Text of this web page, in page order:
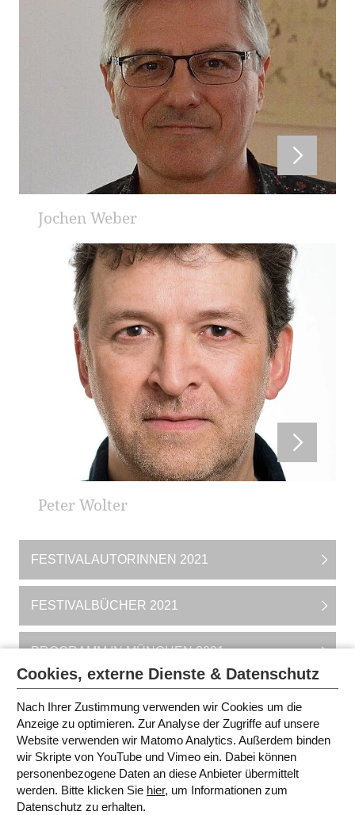
Jochen Weber
Peter Wolter
FESTIVALAUTORINNEN 2021
FESTIVALBÜCHER 2021
PROGRAMM IN MÜNCHEN 2021
ÜBERSICHT ALLER
VERANSTALTUNGSORTE 2021
INFORMATION FÜR LEHRERINNEN
SITEMAP
IMPRESSUM
Cookies, externe Dienste & Datenschutz
Nach Ihrer Zustimmung verwenden wir Cookies um die
Anzeige zu optimieren. Zur Analyse der Zugriffe auf unsere
Website verwenden wir Matomo Analytics. Außerdem binden
wir Skripte von YouTube und Vimeo ein. Dabei können
personenbezogene Daten an diese Anbieter übermittelt
werden. Bitte klicken Sie hier, um Informationen zum
Datenschutz zu erhalten.